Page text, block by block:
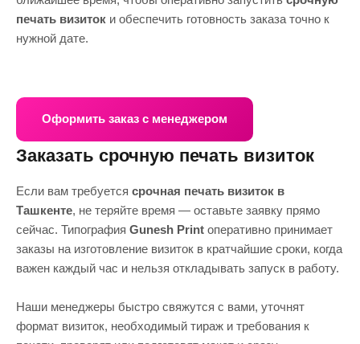
печать визиток и обеспечить готовность заказа точно к
нужной дате.
Оформить заказ с менеджером
Заказать срочную печать визиток
Если вам требуется срочная печать визиток в
Ташкенте, не теряйте время — оставьте заявку прямо
сейчас. Типография Gunesh Print оперативно принимает
заказы на изготовление визиток в кратчайшие сроки, когда
важен каждый час и нельзя откладывать запуск в работу.
Наши менеджеры быстро свяжутся с вами, уточнят
формат визиток, необходимый тираж и требования к